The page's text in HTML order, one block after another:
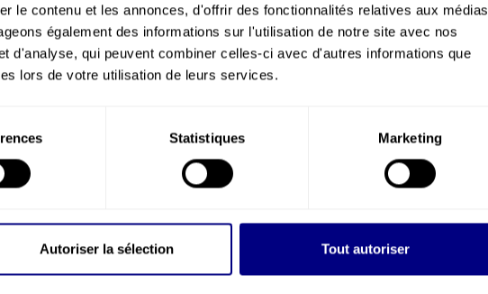
le contenu et les annonces, d'offrir des fonctionnalités relatives aux médias
également des informations sur l'utilisation de notre site avec nos
d'analyse, qui peuvent combiner celles-ci avec d'autres informations que
lors de votre utilisation de leurs services.
Statistiques Marketing
Autoriser la sélection Tout autoriser
medidas graduadas. La obligación de actuar comienza
evalúa los riesgos vinculados a la exposición de los
en interior o en exterior, y define las medidas o acciones
los horarios, desplazar las franjas más calurosas, prever
garantizar el acceso a agua fresca y potable durante toda
por trabajador y día para los puestos exteriores.